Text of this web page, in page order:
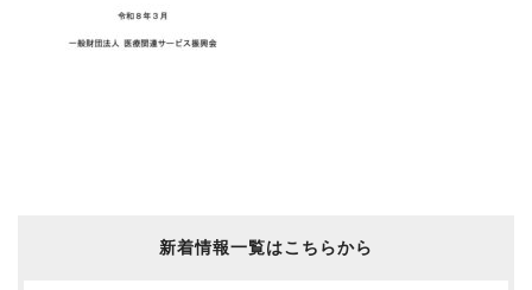
新着情報一覧はこちらから